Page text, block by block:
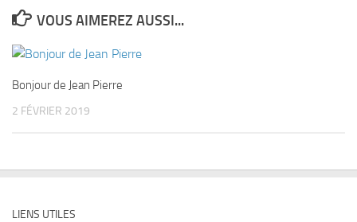
VOUS AIMEREZ AUSSI...
Bonjour de Jean Pierre
2 FÉVRIER 2019
LIENS UTILES